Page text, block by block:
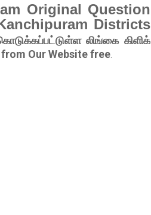
Original Question
Districts
லிங்கை கிளிக்
Our Website free